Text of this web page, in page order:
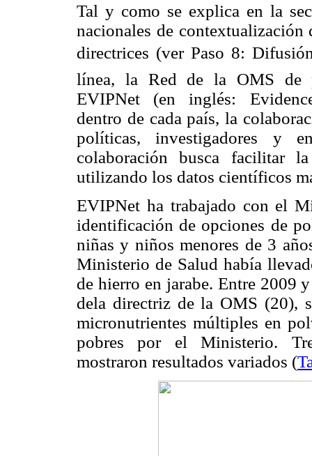
Tal y como se explica en la
nacionales de contextualización
directrices (ver Paso 8:
línea, la Red de la OMS de
EVIPNet (en inglés:
dentro de cada país, la
políticas, investigadores y
colaboración busca facilitar
utilizando los datos científicos
EVIPNet ha trabajado con el
identificación de opciones de
niñas y niños menores de 3
Ministerio de Salud había
de hierro en jarabe. Entre 2009
dela directriz de la OMS (20),
micronutrientes múltiples en
pobres por el Ministerio.
mostraron resultados variados (